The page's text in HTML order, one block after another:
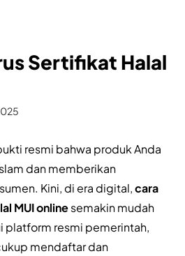
Sertifikat Halal
resmi bahwa produk Anda
dan memberikan
Kini, di era digital,cara
MUI onlinesemakin mudah
platform resmi pemerintah,
mendaftar dan